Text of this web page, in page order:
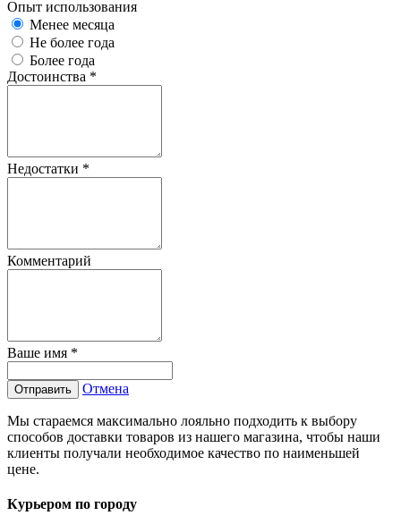
Опыт использования
Менее месяца
Не более года
Более года
Достоинства *
Недостатки *
Комментарий
Ваше имя *
Отправить Отмена
Мы стараемся максимально лояльно подходить к выбору
способов доставки товаров из нашего магазина, чтобы наши
клиенты получали необходимое качество по наименьшей
цене.
Курьером по городу